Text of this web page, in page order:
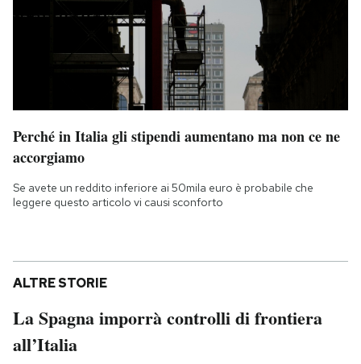
Perché in Italia gli stipendi aumentano ma non ce ne
accorgiamo
Se avete un reddito inferiore ai 50mila euro è probabile che
leggere questo articolo vi causi sconforto
ALTRE STORIE
La Spagna imporrà controlli di frontiera
all’Italia